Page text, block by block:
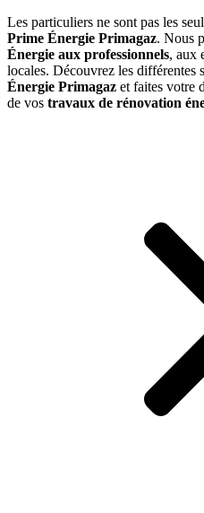
Les particuliers ne sont pas les
Prime Énergie Primagaz. Nous
Énergie aux professionnels, aux
locales. Découvrez les différentes
Énergie Primagaz et faites votre
de vos travaux de rénovation